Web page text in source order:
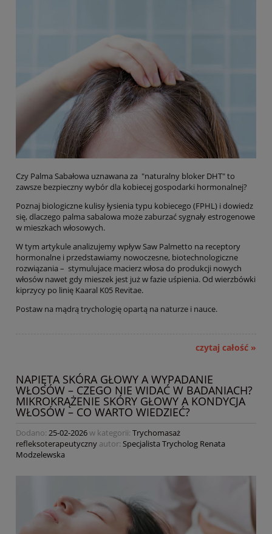
Czy Palma Sabałowa uznawana za "naturalny bloker DHT" to
zawsze bezpieczny wybór dla kobiecej gospodarki hormonalnej?
Poznaj biologiczne kulisy łysienia typu kobiecego (FPHL) i dowiedz
się, dlaczego palma sabalowa może zaburzać sygnały estrogenowe
w mieszkach włosowych.
W tym artykule analizujemy wpływ Saw Palmetto na receptory
hormonalne i przedstawiamy nowoczesne, biotechnologiczne
rozwiązania – stymulujace macierz włosa do produkcji nowych
włosów nawet gdy mieszek jest już w fazie uśpienia. Od wierzbówki
kiprzycy po linię Kaaral K05 Revitae.
Postaw na mądrą trychologię opartą na naturze i nauce.
czytaj całość »
NAPIĘTA SKÓRA GŁOWY A WYPADANIE
WŁOSÓW – CZEGO NIE WIDAĆ W BADANIACH?
MIKROKRĄŻENIE SKÓRY GŁOWY A KONDYCJA
WŁOSÓW – CO WARTO WIEDZIEĆ?
Dodano: 25-02-2026w kategorii: Trychomasaż
refleksoterapeutyczny autor: Specjalista Trycholog Renata
Modzelewska